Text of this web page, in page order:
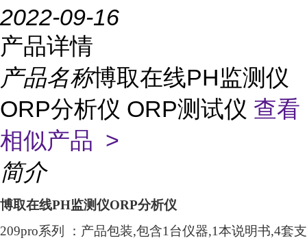
2022-09-16
产品详情
产品名称博取在线PH监测仪
ORP分析仪 ORP测试仪 查看
相似产品 >
简介
博取在线PH监测仪ORP分析仪
209pro系列 ：产品包装,包含1台仪器,1本说明书,4套支